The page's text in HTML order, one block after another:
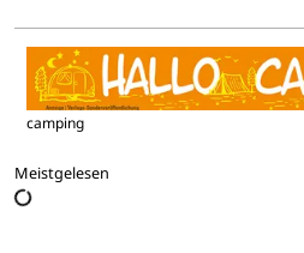
camping
Meistgelesen